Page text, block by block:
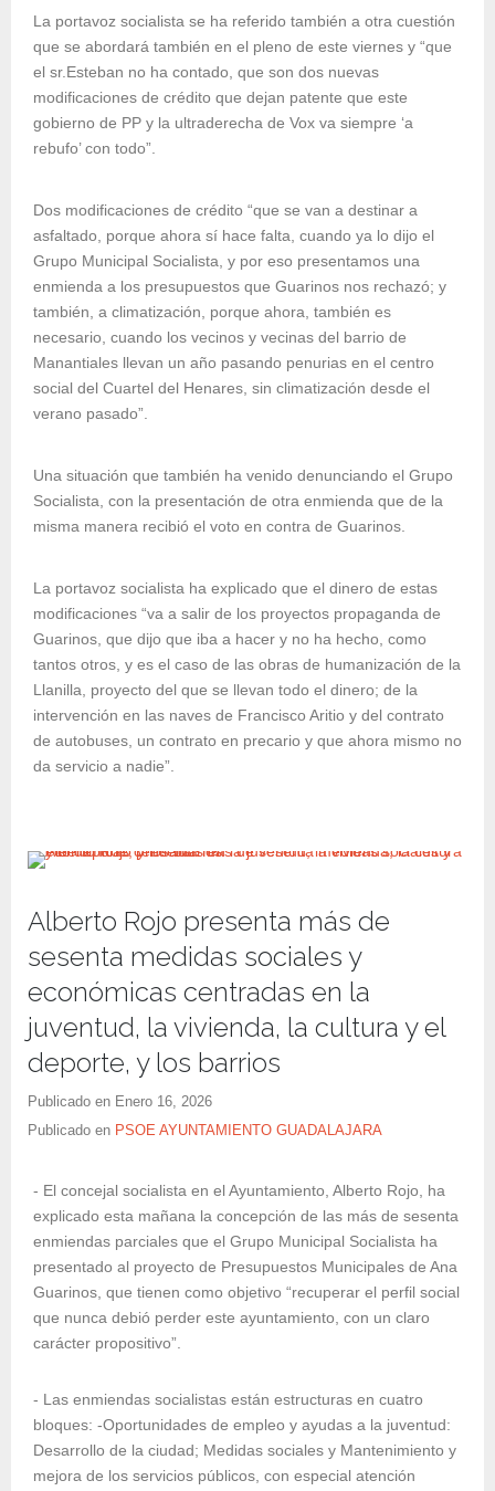
La portavoz socialista se ha referido también a otra cuestión
que se abordará también en el pleno de este viernes y “que
el sr.Esteban no ha contado, que son dos nuevas
modificaciones de crédito que dejan patente que este
gobierno de PP y la ultraderecha de Vox va siempre ‘a
rebufo’ con todo”.
Dos modificaciones de crédito “que se van a destinar a
asfaltado, porque ahora sí hace falta, cuando ya lo dijo el
Grupo Municipal Socialista, y por eso presentamos una
enmienda a los presupuestos que Guarinos nos rechazó; y
también, a climatización, porque ahora, también es
necesario, cuando los vecinos y vecinas del barrio de
Manantiales llevan un año pasando penurias en el centro
social del Cuartel del Henares, sin climatización desde el
verano pasado”.
Una situación que también ha venido denunciando el Grupo
Socialista, con la presentación de otra enmienda que de la
misma manera recibió el voto en contra de Guarinos.
La portavoz socialista ha explicado que el dinero de estas
modificaciones “va a salir de los proyectos propaganda de
Guarinos, que dijo que iba a hacer y no ha hecho, como
tantos otros, y es el caso de las obras de humanización de la
Llanilla, proyecto del que se llevan todo el dinero; de la
intervención en las naves de Francisco Aritio y del contrato
de autobuses, un contrato en precario y que ahora mismo no
da servicio a nadie”.
Alberto Rojo presenta más de
sesenta medidas sociales y
económicas centradas en la
juventud, la vivienda, la cultura y el
deporte, y los barrios
Publicado en Enero 16, 2026
Publicado en PSOE AYUNTAMIENTO GUADALAJARA
- El concejal socialista en el Ayuntamiento, Alberto Rojo, ha
explicado esta mañana la concepción de las más de sesenta
enmiendas parciales que el Grupo Municipal Socialista ha
presentado al proyecto de Presupuestos Municipales de Ana
Guarinos, que tienen como objetivo “recuperar el perfil social
que nunca debió perder este ayuntamiento, con un claro
carácter propositivo”.
- Las enmiendas socialistas están estructuras en cuatro
bloques: -Oportunidades de empleo y ayudas a la juventud:
Desarrollo de la ciudad; Medidas sociales y Mantenimiento y
mejora de los servicios públicos, con especial atención